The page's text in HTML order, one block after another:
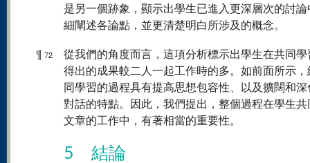
是另一個跡象，顯示出學生已進入更深層次的討
細闡述各論點，並更清楚明白所涉及的概念。
¶ 72
從我們的角度而言，這項分析標示出學生在共同
得出的成果較二人一起工作時的多。如前面所示
同學習的過程具有提高思想包容性、以及擴闊和
對話的特點。因此，我們提出，整個過程在學生
文章的工作中，有著相當的重要性。
5 結論